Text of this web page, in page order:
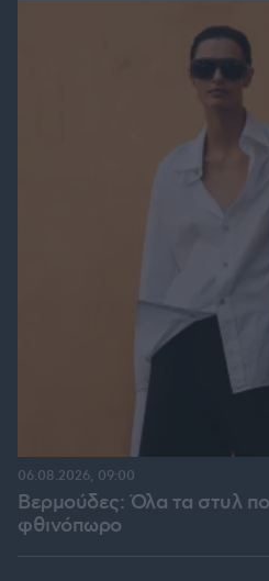
Βερμούδες: Όλα τα στυλ
φθινόπωρο
06.08.2026, 09:00